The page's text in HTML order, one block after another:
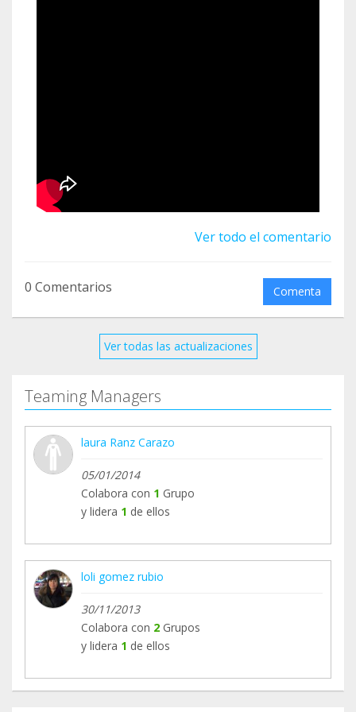
Ver todo el comentario
0 Comentarios Comenta
Ver todas las actualizaciones
Teaming Managers
laura Ranz Carazo
05/01/2014
Colabora con 1 Grupo
y lidera 1 de ellos
loli gomez rubio
30/11/2013
Colabora con 2 Grupos
y lidera 1 de ellos